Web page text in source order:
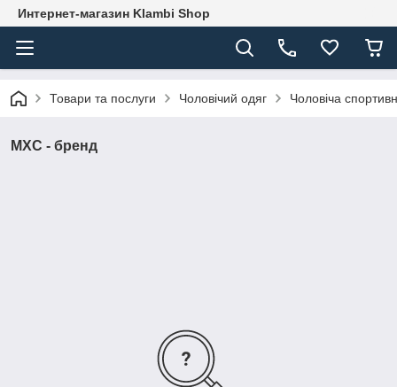
Интернет-магазин Klambi Shop
Товари та послуги Чоловічий одяг Чоловіча
MXC - бренд